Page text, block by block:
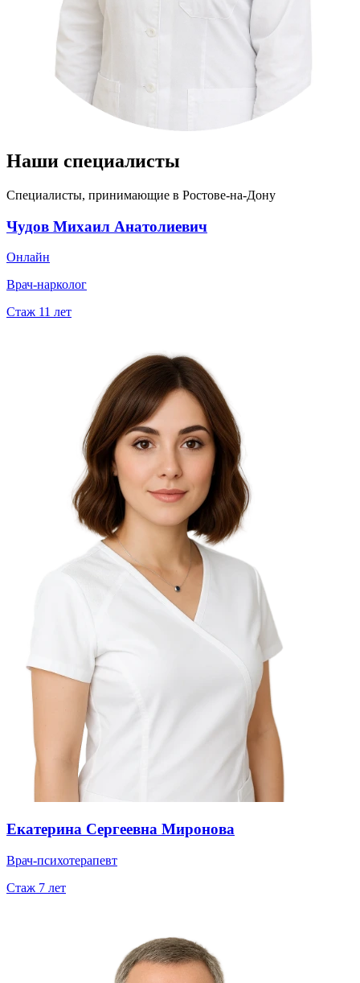
Наши специалисты
Специалисты, принимающие в Ростове-на-Дону
Чудов Михаил Анатолиевич
Онлайн
Врач-нарколог
Стаж 11 лет
Екатерина Сергеевна Миронова
Врач-психотерапевт
Стаж 7 лет